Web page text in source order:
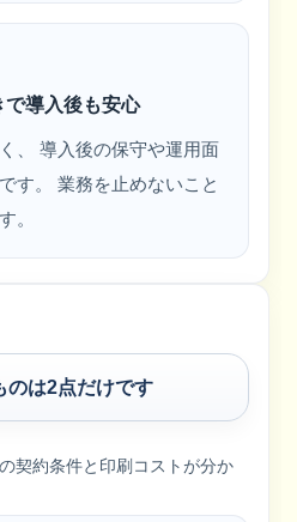
で導入後も安心
、 導入後の保守や運用面
す。 業務を止めないこと
。
のは2点だけです
契約条件と印刷コストが分か